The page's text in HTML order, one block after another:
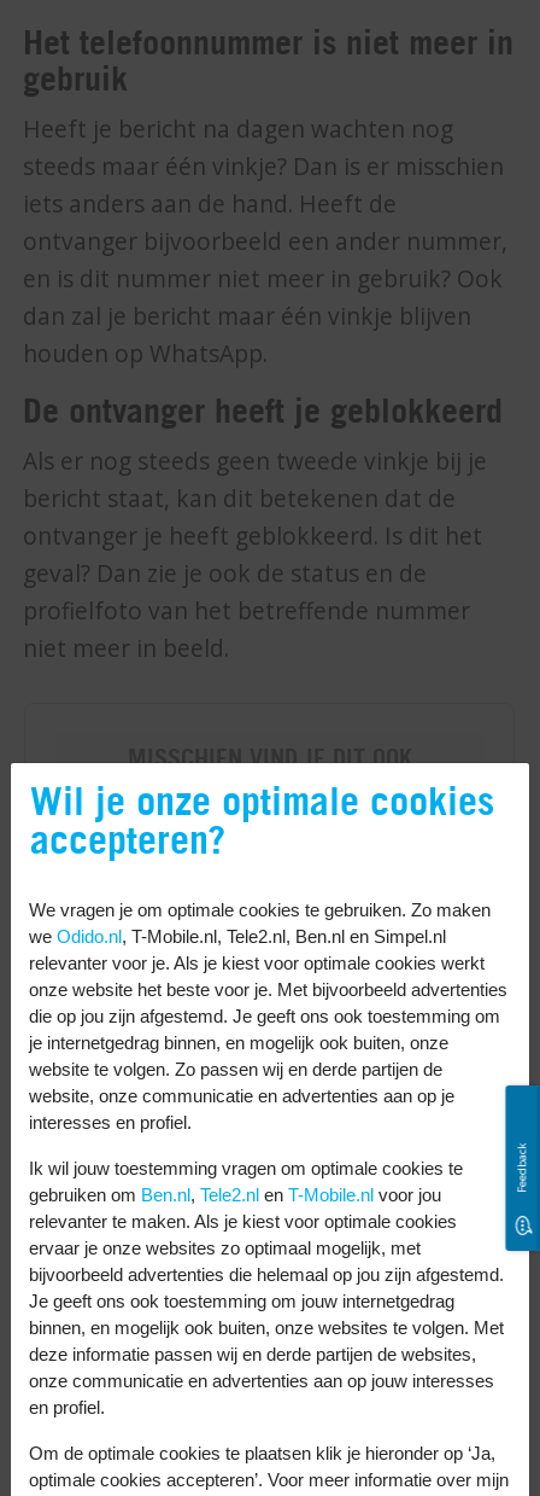
Het telefoonnummer is niet meer in
gebruik
Heeft je bericht na dagen wachten nog
steeds maar één vinkje? Dan is er misschien
iets anders aan de hand. Heeft de
ontvanger bijvoorbeeld een ander nummer,
en is dit nummer niet meer in gebruik? Ook
dan zal je bericht maar één vinkje blijven
houden op WhatsApp.
De ontvanger heeft je geblokkeerd
Als er nog steeds geen tweede vinkje bij je
bericht staat, kan dit betekenen dat de
ontvanger je heeft geblokkeerd. Is dit het
geval? Dan zie je ook de status en de
profielfoto van het betreffende nummer
niet meer in beeld.
Wat betekenen de
andere vinkjes?
Feedback
Wil je onze optimale cookies
accepteren?
We vragen je om optimale cookies te gebruiken. Zo maken
we Odido.nl, T-Mobile.nl, Tele2.nl, Ben.nl en Simpel.nl
relevanter voor je. Als je kiest voor optimale cookies werkt
onze website het beste voor je. Met bijvoorbeeld advertenties
die op jou zijn afgestemd. Je geeft ons ook toestemming om
je internetgedrag binnen, en mogelijk ook buiten, onze
website te volgen. Zo passen wij en derde partijen de
website, onze communicatie en advertenties aan op je
interesses en profiel.
Ik wil jouw toestemming vragen om optimale cookies te
gebruiken om Ben.nl, Tele2.nl en T-Mobile.nl voor jou
relevanter te maken. Als je kiest voor optimale cookies
ervaar je onze websites zo optimaal mogelijk, met
bijvoorbeeld advertenties die helemaal op jou zijn afgestemd.
Je geeft ons ook toestemming om jouw internetgedrag
binnen, en mogelijk ook buiten, onze websites te volgen. Met
deze informatie passen wij en derde partijen de websites,
onze communicatie en advertenties aan op jouw interesses
en profiel.
Om de optimale cookies te plaatsen klik je hieronder op ‘Ja,
optimale cookies accepteren’. Voor meer informatie over mijn